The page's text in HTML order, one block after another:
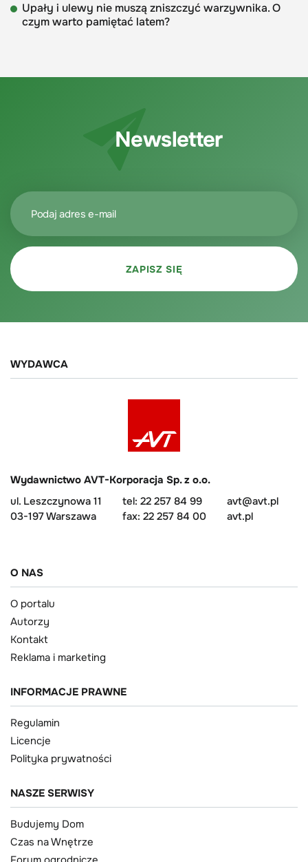
Upały i ulewy nie muszą zniszczyć warzywnika. O
czym warto pamiętać latem?
Newsletter
WYDAWCA
Wydawnictwo AVT-Korporacja Sp. z o.o.
ul. Leszczynowa 11
03-197 Warszawa
tel: 22 257 84 99
fax: 22 257 84 00
avt@avt.pl
avt.pl
O NAS
O portalu
Autorzy
Kontakt
Reklama i marketing
INFORMACJE PRAWNE
Regulamin
Licencje
Polityka prywatności
NASZE SERWISY
Budujemy Dom
Czas na Wnętrze